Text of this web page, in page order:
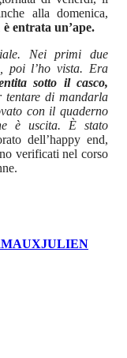
alla domenica,
è entrata un’ape.
Nei primi due
poi l’ho vista. Era
sotto il casco,
tentare di mandarla
con il quaderno
uscita. È stato
dell’happy end,
verificati nel corso
JULIEN